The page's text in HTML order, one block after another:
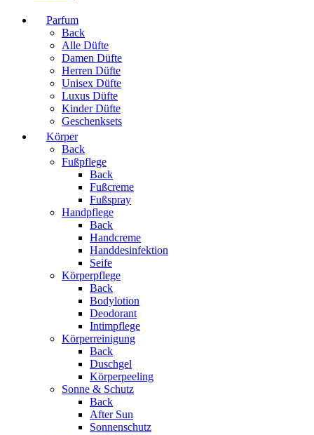
Parfum
Back
Alle Düfte
Damen Düfte
Herren Düfte
Unisex Düfte
Luxus Düfte
Kinder Düfte
Geschenksets
Körper
Back
Fußpflege
Back
Fußcreme
Fußspray
Handpflege
Back
Handcreme
Handdesinfektion
Seife
Körperpflege
Back
Bodylotion
Deodorant
Intimpflege
Körperreinigung
Back
Duschgel
Körperpeeling
Sonne & Schutz
Back
After Sun
Sonnenschutz